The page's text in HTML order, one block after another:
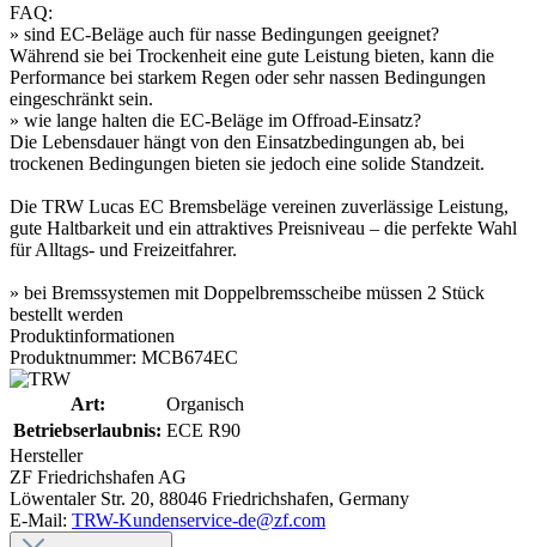
FAQ:
» sind EC-Beläge auch für nasse Bedingungen geeignet?
Während sie bei Trockenheit eine gute Leistung bieten, kann die
Performance bei starkem Regen oder sehr nassen Bedingungen
eingeschränkt sein.
» wie lange halten die EC-Beläge im Offroad-Einsatz?
Die Lebensdauer hängt von den Einsatzbedingungen ab, bei
trockenen Bedingungen bieten sie jedoch eine solide Standzeit.
Die TRW Lucas EC Bremsbeläge vereinen zuverlässige Leistung,
gute Haltbarkeit und ein attraktives Preisniveau – die perfekte Wahl
für Alltags- und Freizeitfahrer.
» bei Bremssystemen mit Doppelbremsscheibe müssen 2 Stück
bestellt werden
Produktinformationen
Produktnummer: MCB674EC
Art:
Organisch
Betriebserlaubnis: ECE R90
Hersteller
ZF Friedrichshafen AG
Löwentaler Str. 20, 88046 Friedrichshafen, Germany
E-Mail: TRW-Kundenservice-de@zf.com